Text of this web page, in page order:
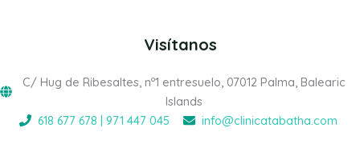
Visítanos
C/ Hug de Ribesaltes, nº1 entresuelo, 07012 Palma, Balearic
Islands
618 677 678 | 971 447 045
info@clinicatabatha.com